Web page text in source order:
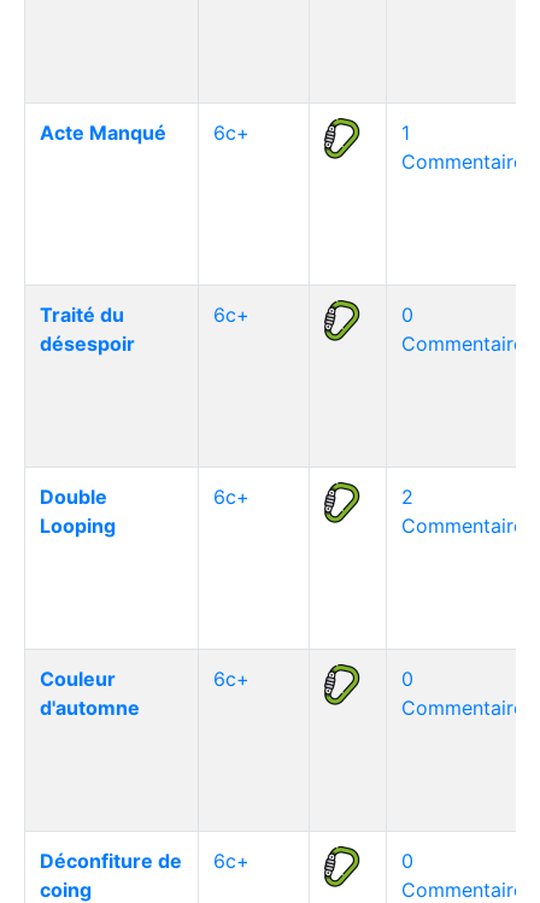
Acte Manqué 6c+
1
Traité du
désespoir
6c+
0
Double
Looping
6c+
2
Couleur
d'automne
6c+
0
Déconfiture de
coing
6c+
0